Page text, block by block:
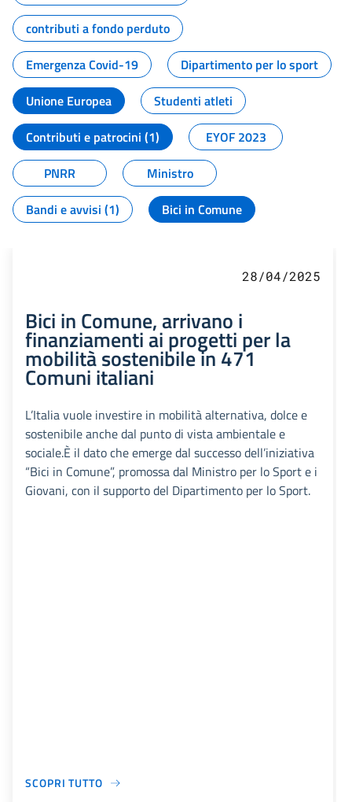
contributi a fondo perduto
Emergenza Covid-19
Dipartimento per lo sport
Unione Europea
Studenti atleti
Contributi e patrocini (1)
EYOF 2023
PNRR
Ministro
Bandi e avvisi (1)
Bici in Comune
28/04/2025
Bici in Comune, arrivano i
finanziamenti ai progetti per la
mobilità sostenibile in 471
Comuni italiani
L’Italia vuole investire in mobilità alternativa, dolce e
sostenibile anche dal punto di vista ambientale e
sociale.È il dato che emerge dal successo dell’iniziativa
“Bici in Comune”, promossa dal Ministro per lo Sport e i
Giovani, con il supporto del Dipartimento per lo Sport.
SCOPRI TUTTO